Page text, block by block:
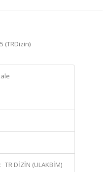
(TRDizin)
TR DİZİN (ULAKBİM)